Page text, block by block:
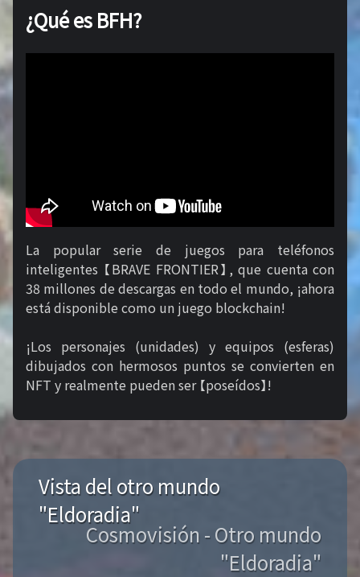
¿Qué es BFH?
La popular serie de juegos para teléfonos
inteligentes 【BRAVE FRONTIER】, que cuenta con
38 millones de descargas en todo el mundo, ¡ahora
está disponible como un juego blockchain!
¡Los personajes (unidades) y equipos (esferas)
dibujados con hermosos puntos se convierten en
NFT y realmente pueden ser 【poseídos】!
Vista del otro mundo
"Eldoradia"
Cosmovisión - Otro mundo
"Eldoradia"